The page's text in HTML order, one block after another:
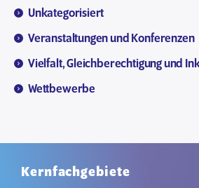
Unkategorisiert
Veranstaltungen und Konferenzen
Vielfalt, Gleichberechtigung und
Wettbewerbe
Kernfachgebiete